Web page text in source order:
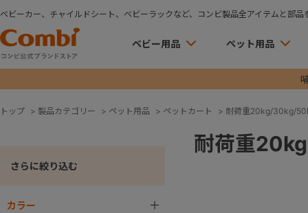
ベビーカー、チャイルドシート、ベビーラックなど、コンビ製品全アイテムと部品
ベビー用品 ペット用品
トップ > 製品カテゴリー > ペット用品 > ペットカート > 耐荷重20kg/30kg/
さらに絞り込む
カラー
耐荷重